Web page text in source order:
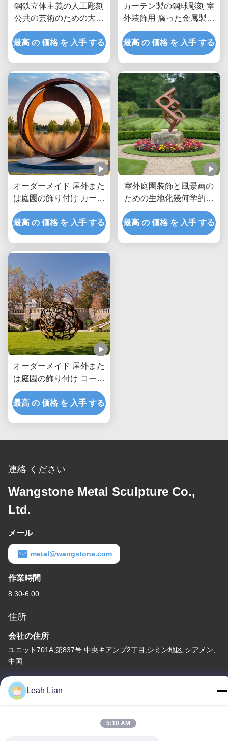
鋼鉄立体主義の人工彫刻
公共の芸術のための大き
な金属像
最高 の 価格 を 入手 する
カーテン製の鋼球彫刻 室
外装飾用 腐った金属製の
庭球
最高 の 価格 を 入手 する
オーダーメイド 屋外また
は庭園の飾り付け カーテ
ン鋼リング
最高 の 価格 を 入手 する
室外庭園装飾と風景画の
ための生地化幾何学的コ
ーテン鋼彫刻
最高 の 価格 を 入手 する
オーダーメイド 屋外また
は庭園の飾り付け コーテ
ン 鋼の空洞ボール
最高 の 価格 を 入手 する
連絡 ください
Wangstone Metal Sculpture Co.,
Ltd.
メール
metal@wangstone.com
作業時間
8:30-6:00
住所
会社の住所
ユニット701A,第837号 中央キアンプ2丁目,シミン地区,シアメン,
中国
工場住所
第72号 ユンジュン道路 武峰村 崇武町 泉州市 福建市
Leah Lian
5:10 AM